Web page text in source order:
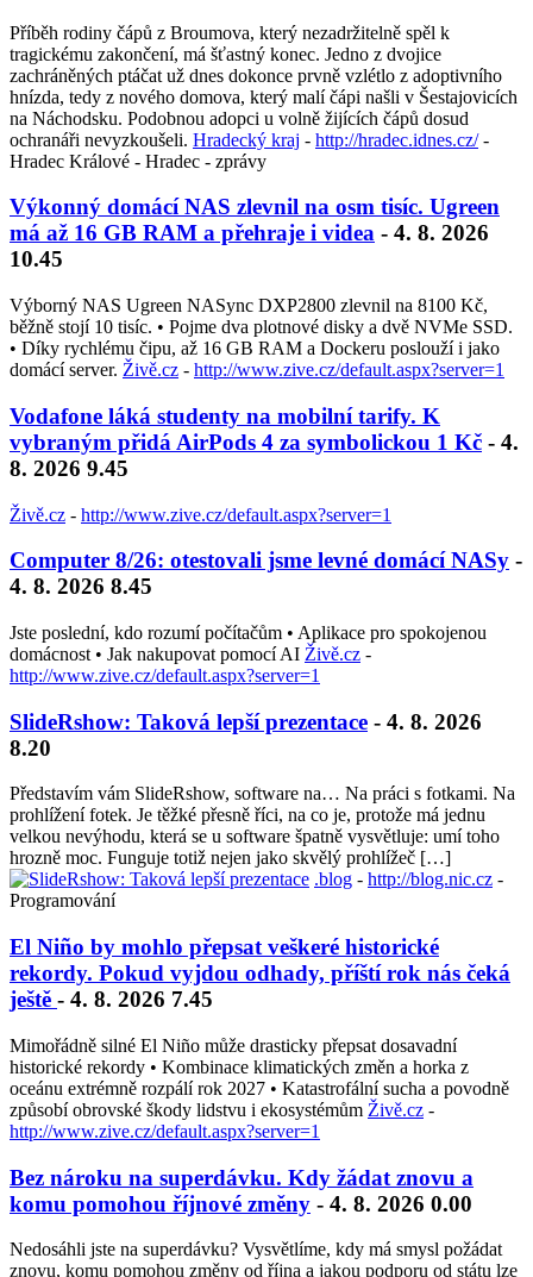
Příběh rodiny čápů z Broumova, který nezadržitelně spěl k
tragickému zakončení, má šťastný konec. Jedno z dvojice
zachráněných ptáčat už dnes dokonce prvně vzlétlo z adoptivního
hnízda, tedy z nového domova, který malí čápi našli v Šestajovicích
na Náchodsku. Podobnou adopci u volně žijících čápů dosud
ochranáři nevyzkoušeli. Hradecký kraj - http://hradec.idnes.cz/-
Hradec Králové - Hradec - zprávy
Výkonný domácí NAS zlevnil na osm tisíc. Ugreen
má až 16 GB RAM a přehraje i videa - 4. 8. 2026
10.45
Výborný NAS Ugreen NASync DXP2800 zlevnil na 8100 Kč,
běžně stojí 10 tisíc. • Pojme dva plotnové disky a dvě NVMe SSD.
• Díky rychlému čipu, až 16 GB RAM a Dockeru poslouží i jako
domácí server. Živě.cz - http://www.zive.cz/default.aspx?server=1
Vodafone láká studenty na mobilní tarify. K
vybraným přidá AirPods 4 za symbolickou 1 Kč - 4.
8. 2026 9.45
Živě.cz - http://www.zive.cz/default.aspx?server=1
Computer 8/26: otestovali jsme levné domácí NASy -
4. 8. 2026 8.45
Jste poslední, kdo rozumí počítačům • Aplikace pro spokojenou
domácnost • Jak nakupovat pomocí AI Živě.cz -
http://www.zive.cz/default.aspx?server=1
SlideRshow: Taková lepší prezentace - 4. 8. 2026
8.20
Představím vám SlideRshow, software na… Na práci s fotkami. Na
prohlížení fotek. Je těžké přesně říci, na co je, protože má jednu
velkou nevýhodu, která se u software špatně vysvětluje: umí toho
hrozně moc. Funguje totiž nejen jako skvělý prohlížeč […]
.blog - http://blog.nic.cz -
Programování
El Niño by mohlo přepsat veškeré historické
rekordy. Pokud vyjdou odhady, příští rok nás čeká
ještě - 4. 8. 2026 7.45
Mimořádně silné El Niño může drasticky přepsat dosavadní
historické rekordy • Kombinace klimatických změn a horka z
oceánu extrémně rozpálí rok 2027 • Katastrofální sucha a povodně
způsobí obrovské škody lidstvu i ekosystémům Živě.cz -
http://www.zive.cz/default.aspx?server=1
Bez nároku na superdávku. Kdy žádat znovu a
komu pomohou říjnové změny - 4. 8. 2026 0.00
Nedosáhli jste na superdávku? Vysvětlíme, kdy má smysl požádat
znovu, komu pomohou změny od října a jakou podporu od státu lze